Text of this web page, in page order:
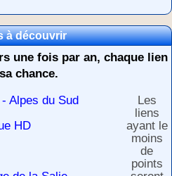
à découvrir
une fois par an, chaque lien
chance.
Alpes du Sud
HD
Les
liens
ayant le
moins
de
points